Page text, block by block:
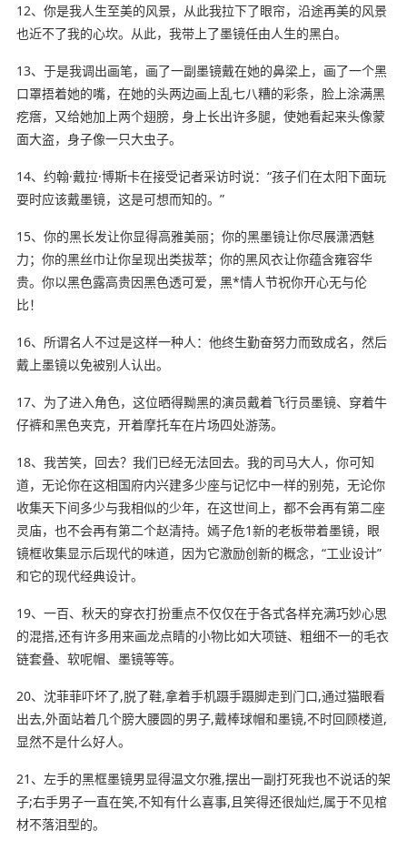
12、你是我人生至美的风景，从此我拉下了眼帘，沿途再美的风景
也近不了我的心坎。从此，我带上了墨镜任由人生的黑白。
13、于是我调出画笔，画了一副墨镜戴在她的鼻梁上，画了一个黑
口罩捂着她的嘴，在她的头两边画上乱七八糟的彩条，脸上涂满黑
疙瘩，又给她加上两个翅膀，身上长出许多腿，使她看起来头像蒙
面大盗，身子像一只大虫子。
14、约翰·戴拉·博斯卡在接受记者采访时说：“孩子们在太阳下面玩
耍时应该戴墨镜，这是可想而知的。”
15、你的黑长发让你显得高雅美丽；你的黑墨镜让你尽展潇洒魅
力；你的黑丝巾让你呈现出类拔萃；你的黑风衣让你蕴含雍容华
贵。你以黑色露高贵因黑色透可爱，黑*情人节祝你开心无与伦
比！
16、所谓名人不过是这样一种人：他终生勤奋努力而致成名，然后
戴上墨镜以免被别人认出。
17、为了进入角色，这位晒得黝黑的演员戴着飞行员墨镜、穿着牛
仔裤和黑色夹克，开着摩托车在片场四处游荡。
18、我苦笑，回去？我们已经无法回去。我的司马大人，你可知
道，无论你在这相国府内兴建多少座与记忆中一样的别苑，无论你
收集天下间多少与我相似的少年，在这世间上，都不会再有第二座
灵庙，也不会再有第二个赵清持。嫣子危1新的老板带着墨镜，眼
镜框收集显示后现代的味道，因为它激励创新的概念，“工业设计”
和它的现代经典设计。
19、一百、秋天的穿衣打扮重点不仅仅在于各式各样充满巧妙心思
的混搭,还有许多用来画龙点睛的小物比如大项链、粗细不一的毛衣
链套叠、软呢帽、墨镜等等。
20、沈菲菲吓坏了,脱了鞋,拿着手机蹑手蹑脚走到门口,通过猫眼看
出去,外面站着几个膀大腰圆的男子,戴棒球帽和墨镜,不时回顾楼道,
显然不是什么好人。
21、左手的黑框墨镜男显得温文尔雅,摆出一副打死我也不说话的架
子;右手男子一直在笑,不知有什么喜事,且笑得还很灿烂,属于不见棺
材不落泪型的。